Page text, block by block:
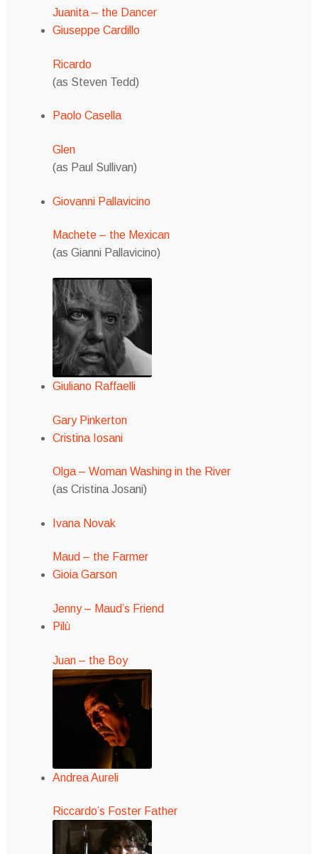
Juanita – the Dancer
Giuseppe Cardillo
Ricardo
(as Steven Tedd)
Paolo Casella
Glen
(as Paul Sullivan)
Giovanni Pallavicino
Machete – the Mexican
(as Gianni Pallavicino)
Giuliano Raffaelli
Gary Pinkerton
Cristina Iosani
Olga – Woman Washing in the River
(as Cristina Josani)
Ivana Novak
Maud – the Farmer
Gioia Garson
Jenny – Maud’s Friend
Pilù
Juan – the Boy
Andrea Aureli
Riccardo’s Foster Father